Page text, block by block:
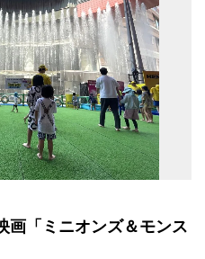
「ミニオンズ＆モンス